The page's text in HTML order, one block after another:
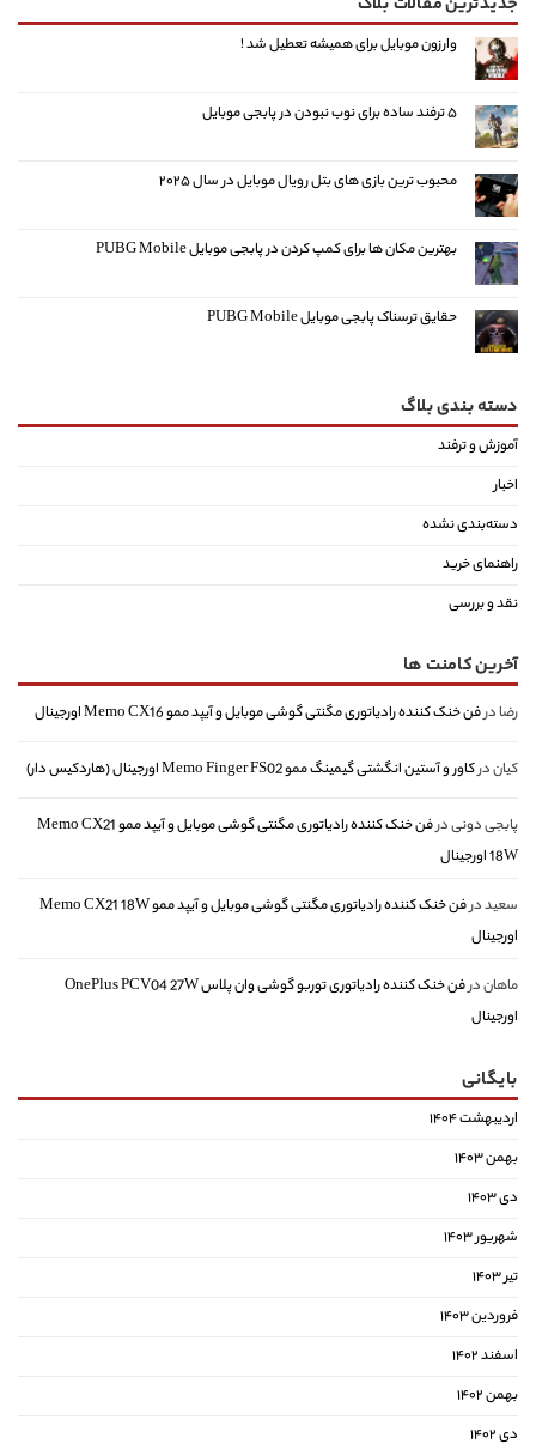
وارزون موبایل برای همیشه تعطیل شد !
۵ ترفند ساده برای نوب نبودن در پابجی موبایل
محبوب ترین بازی های بتل رویال موبایل در سال ۲۰۲۵
بهترین مکان ها برای کمپ کردن در پابجی موبایل PUBG Mobile
حقایق ترسناک پابجی موبایل PUBG Mobile
دسته بندی بلاگ
آموزش و ترفند
اخبار
دسته‌بندی نشده
راهنمای خرید
نقد و بررسی
آخرین کامنت ها
رضادرفن خنک کننده رادیاتوری مگنتی گوشی موبایل و آیپد ممو Memo CX16 اورجینال
کیاندرکاور و آستین انگشتی گیمینگ ممو Memo Finger FS02 اورجینال (هاردکیس دار)
پابجی دونیدر
فن خنک کننده رادیاتوری مگنتی گوشی موبایل و آیپد ممو Memo CX21
18W اورجینال
سعیددر
فن خنک کننده رادیاتوری مگنتی گوشی موبایل و آیپد ممو Memo CX21 18W
اورجینال
ماهاندر
فن خنک کننده رادیاتوری توربو گوشی وان پلاس OnePlus PCV04 27W
اورجینال
بایگانی
اردیبهشت ۱۴۰۴
بهمن ۱۴۰۳
دی ۱۴۰۳
شهریور ۱۴۰۳
تیر ۱۴۰۳
فروردین ۱۴۰۳
اسفند ۱۴۰۲
بهمن ۱۴۰۲
دی ۱۴۰۲